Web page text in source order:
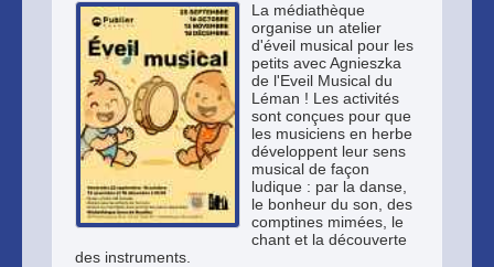
La médiathèque
organise un atelier
d'éveil musical pour les
petits avec Agnieszka
de l'Eveil Musical du
Léman ! Les activités
sont conçues pour que
les musiciens en herbe
développent leur sens
musical de façon
ludique : par la danse,
le bonheur du son, des
comptines mimées, le
chant et la découverte
des instruments.